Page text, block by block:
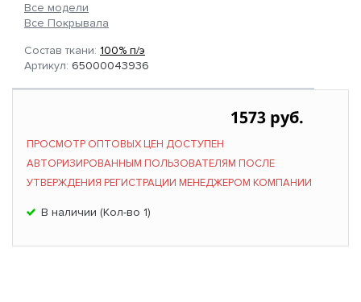
Все модели
Все Покрывала
Состав ткани: 100% п/э
Артикул: 65000043936
1573 руб.
ПРОСМОТР ОПТОВЫХ ЦЕН ДОСТУПЕН
АВТОРИЗИРОВАННЫМ ПОЛЬЗОВАТЕЛЯМ ПОСЛЕ
УТВЕРЖДЕНИЯ РЕГИСТРАЦИИ МЕНЕДЖЕРОМ КОМПАНИИ
В наличии (Кол-во 1)